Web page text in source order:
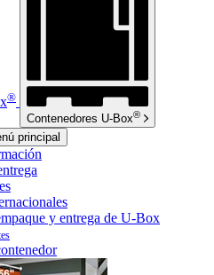
®
Contenedores U-Box®
principal
y entrega de U-Box